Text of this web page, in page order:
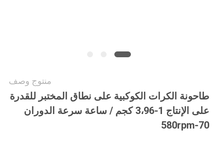
منتوج وصف
طاحونة الكرات الكوكبية على نطاق المختبر للقدرة
على الإنتاج 1-3،96 كجم / ساعة سرعة الدوران
70-580rpm